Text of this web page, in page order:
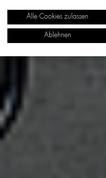
Alle Cookies zulassen
Ablehnen